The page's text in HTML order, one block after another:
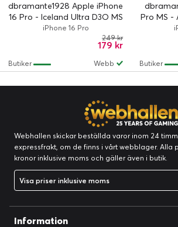
dbramante1928 Apple iPhone
16 Pro - Iceland Ultra D3O MS
Kick - Clear
iPhone 16 Pro
179 kr
249 kr
Webb
Butiker
Pro MS -
Butiker
Webhallen skickar beställda varor inom 24
expressfrakt, om de finns i vårt webblager. Alla
kronor inklusive moms och gäller även i butik.
Visa priser inklusive moms
Information